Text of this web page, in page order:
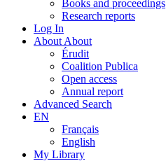
Books and proceedings
Research reports
Log In
About About
Érudit
Coalition Publica
Open access
Annual report
Advanced Search
EN
Français
English
My Library